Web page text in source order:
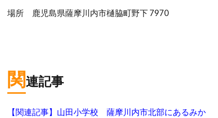
場所 鹿児島県薩摩川内市樋脇町野下 7970
関連記事
【関連記事】山田小学校 薩摩川内市北部にあるみか